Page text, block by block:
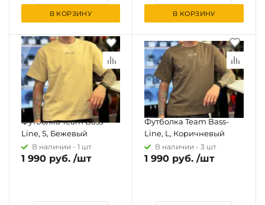
В КОРЗИНУ В КОРЗИНУ
Футболка Team Bass-
Line, S, Бежевый
В наличии - 1 шт
1 990 руб. /шт
Футболка Team Bass-
Line, L, Коричневый
В наличии - 3 шт
1 990 руб. /шт